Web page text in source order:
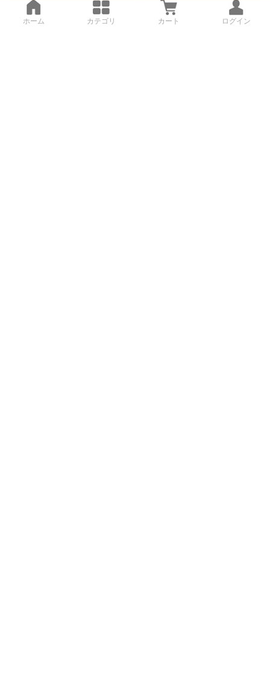
ホーム カテゴリ カート ログイン